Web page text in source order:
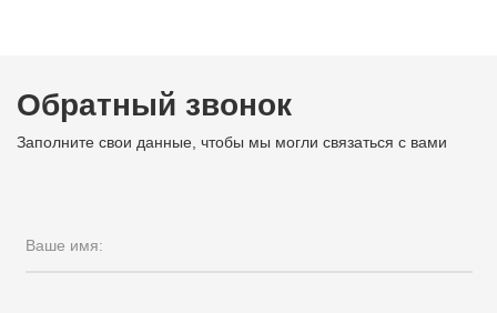
Обратный звонок
Заполните свои данные, чтобы мы могли связаться с вами
Ваше имя: